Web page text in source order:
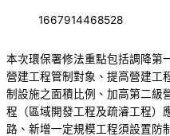
1667914468528
本次環保署修法重點包括調降第
營建工程管制對象、提高營建工
制設施之面積比例、加高第二級
程（區域開發工程及疏濬工程）
路、新增一定規模工程須設置防